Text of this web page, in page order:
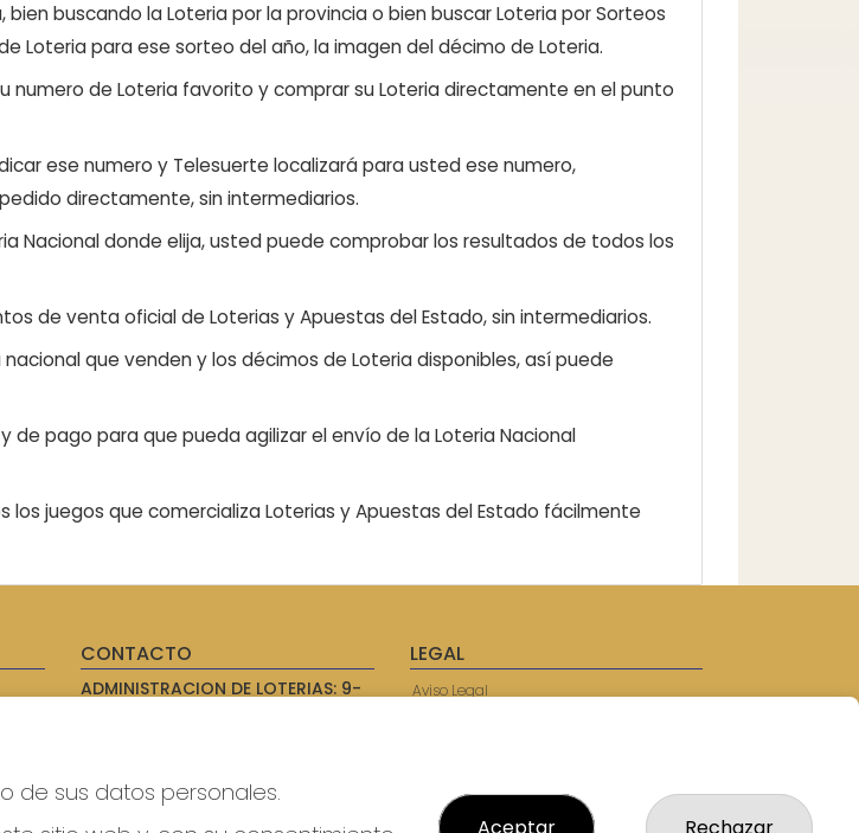
buscando la Loteria por la provincia o bien buscar Loteria por Sorteos
Loteria para ese sorteo del año, la imagen del décimo de Loteria.
numero de Loteria favorito y comprar su Loteria directamente en el punto
ese numero y Telesuerte localizará para usted ese numero,
directamente, sin intermediarios.
Nacional donde elija, usted puede comprobar los resultados de todos los
de venta oficial de Loterias y Apuestas del Estado, sin intermediarios.
que venden y los décimos de Loteria disponibles, así puede
pago para que pueda agilizar el envío de la Loteria Nacional
juegos que comercializa Loterias y Apuestas del Estado fácilmente
CONTACTO
ADMINISTRACION DE LOTERIAS: 9-
WhatsApp
614069067
info@laxanadorada.com
LEGAL
Aviso Legal
Tienda de Lotería Nacional
Juego responsable. Solo mayores de
de sus datos personales.